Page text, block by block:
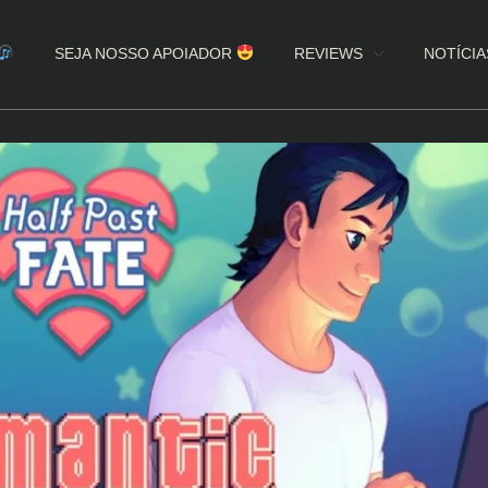
SEJA NOSSO APOIADOR REVIEWS